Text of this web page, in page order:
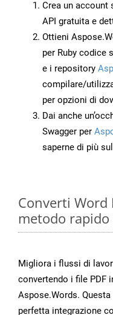
Crea un account
API gratuita e
Ottieni
per Ruby codice
e i repository
compilare/
per opzioni di
Dai anche
Swagger per
saperne di più
Converti Word
metodo rapido
Migliora i flussi di
convertendo i file PDF
Aspose.Words.
perfetta integrazione